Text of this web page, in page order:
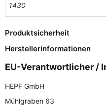
1430
Produktsicherheit
Herstellerinformationen
EU-Verantwortlicher /
HEPF GmbH
Mühlgraben 63